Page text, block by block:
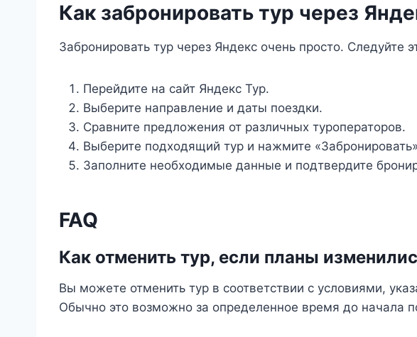
Как забронировать тур через
Забронировать тур через Яндекс очень просто. Следуйте
Перейдите на сайт Яндекс Тур.
Выберите направление и даты поездки.
Сравните предложения от различных туроператоров.
Выберите подходящий тур и нажмите
Заполните необходимые данные и подтвердите
FAQ
Как отменить тур, если планы
Вы можете отменить тур в соответствии с условиями,
Обычно это возможно за определенное время до начала